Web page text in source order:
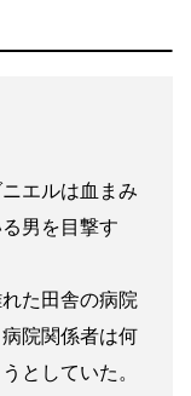
エルは血まみ
男を目撃す
た田舎の病院
院関係者は何
としていた。